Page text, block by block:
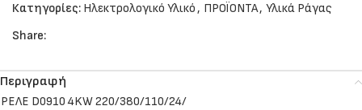
Κατηγορίες: Ηλεκτρολογικό Υλικό, ΠΡΟΪΟΝΤΑ, Υλικά Ράγας
Share:
Περιγραφή
ΡΕΛΕ D0910 4KW 220/380/110/24/